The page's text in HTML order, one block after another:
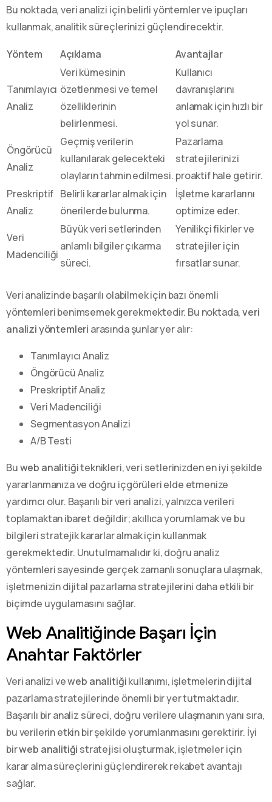
Bu noktada, veri analizi için belirli yöntemler ve ipuçları
kullanmak, analitik süreçlerinizi güçlendirecektir.
Yöntem Açıklama Avantajlar
Tanımlayıcı
Analiz
Veri kümesinin
özetlenmesi ve temel
özelliklerinin
belirlenmesi.
Kullanıcı
davranışlarını
anlamak için hızlı bir
yol sunar.
Öngörücü
Analiz
Geçmiş verilerin
kullanılarak gelecekteki
olayların tahmin edilmesi.
Pazarlama
stratejilerinizi
proaktif hale getirir.
Preskriptif
Analiz
Belirli kararlar almak için
önerilerde bulunma.
İşletme kararlarını
optimize eder.
Veri
Madenciliği
Büyük veri setlerinden
anlamlı bilgiler çıkarma
süreci.
Yenilikçi fikirler ve
stratejiler için
fırsatlar sunar.
Veri analizinde başarılı olabilmek için bazı önemli
yöntemleri benimsemek gerekmektedir. Bu noktada,veri
analizi yöntemleri arasında şunlar yer alır:
Tanımlayıcı Analiz
Öngörücü Analiz
Preskriptif Analiz
Veri Madenciliği
Segmentasyon Analizi
A/B Testi
Buweb analitiğiteknikleri, veri setlerinizden en iyi şekilde
yararlanmanıza ve doğru içgörüleri elde etmenize
yardımcı olur. Başarılı bir veri analizi, yalnızca verileri
toplamaktan ibaret değildir; akıllıca yorumlamak ve bu
bilgileri stratejik kararlar almak için kullanmak
gerekmektedir. Unutulmamalıdır ki, doğru analiz
yöntemleri sayesinde gerçek zamanlı sonuçlara ulaşmak,
işletmenizin dijital pazarlama stratejilerini daha etkili bir
biçimde uygulamasını sağlar.
Web Analitiğinde Başarı İçin
Anahtar Faktörler
Veri analizi veweb analitiğikullanımı, işletmelerin dijital
pazarlama stratejilerinde önemli bir yer tutmaktadır.
Başarılı bir analiz süreci, doğru verilere ulaşmanın yanı sıra,
bu verilerin etkin bir şekilde yorumlanmasını gerektirir. İyi
birweb analitiği stratejisi oluşturmak, işletmeler için
karar alma süreçlerini güçlendirerek rekabet avantajı
sağlar.